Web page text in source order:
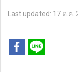
Last updated: 17 ต.ค.